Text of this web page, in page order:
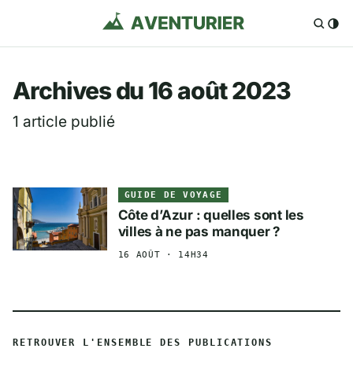
Aventurier.fr —
Archives du 16 août 2023
1 article publié
GUIDE DE VOYAGE
Côte d’Azur : quelles sont les
villes à ne pas manquer ?
16 AOÛT · 14H34
RETROUVER L'ENSEMBLE DES PUBLICATIONS